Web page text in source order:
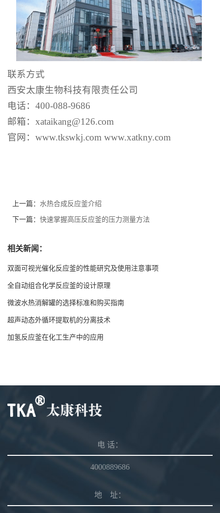
联系方式
西安太康生物科技有限责任公司
电话： 400-088-9686
邮箱： xataikang@126.com
官网： www.tkswkj.com www.xatkny.com
上一篇： 水热合成反应釜介绍
下一篇： 快速掌握高压反应釜的压力测量方法
相关新闻：
双面可视光催化反应釜的性能研究及使用注意事项
全自动组合化学反应釜的设计原理
微波水热消解罐的选择标准和购买指南
超声动态外循环提取机的分离技术
加氢反应釜在化工生产中的应用
电 话：
4000889686
地 址：